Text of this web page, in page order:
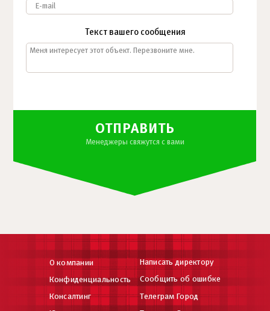
Текст вашего сообщения
ОТПРАВИТЬ
Менеджеры свяжутся с вами
О компании
Конфиденциальность
Консалтинг
Написать директору
Сообщить об ошибке
Телеграм Город